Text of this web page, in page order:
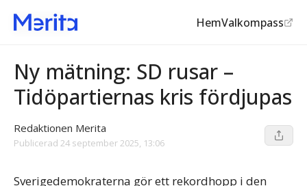
HemValkompass
Opinionen
Ny mätning: SD rusar –
Tidöpartiernas kris fördjupas
Redaktionen Merita
Publicerad 24 september 2025, 13:06
Sverigedemokraterna gör ett rekordhopp i den